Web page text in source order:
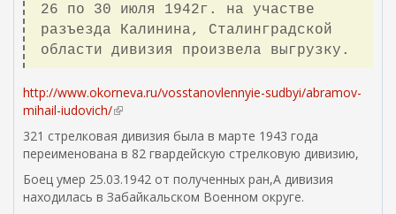
26 по 30 июля 1942г. на участве
разъезда Калинина, Сталинградской
области дивизия произвела выгрузку.
http://www.okorneva.ru/vosstanovlennyie-sudbyi/abramov-
mihail-iudovich/(
н
е
ш
н
321 стрелковая дивизия была в марте 1943 года
переименована в 82 гвардейскую стрелковую дивизию,
Боец умер 25.03.1942 от полученных ран,А дивизия
находилась в Забайкальском Военном округе.